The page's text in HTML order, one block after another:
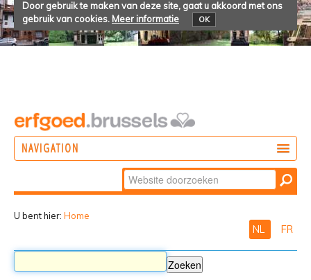
Door gebruik te maken van deze site, gaat u akkoord met ons
gebruik van cookies. Meer informatie OK
NAVIGATION
Zoek
Geavanceerd
U bent hier: Home
NL FR